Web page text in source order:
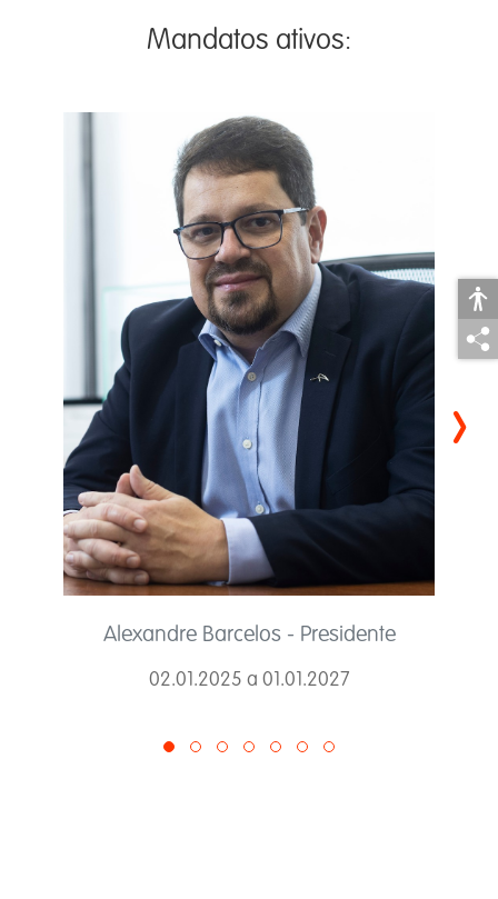
Mandatos ativos:
Alexandre Barcelos - Presidente
02.01.2025 a 01.01.2027
›